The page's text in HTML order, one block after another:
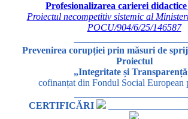
Profesionalizarea carierei
Proiectul necompetitiv sistemic al
POCU/904/6/25/146587
Prevenirea corupției prin măsuri de
Proiectul
„Integritate și
cofinanțat din Fondul Social European
CERTIFICĂRI